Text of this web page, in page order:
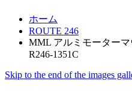
ホーム
ROUTE 246
MML アルミモーターマ
R246-1351C
Skip to the end of the images